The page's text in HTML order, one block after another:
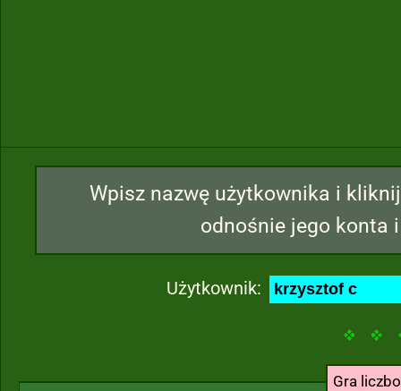
Wpisz nazwę użytkownika i
odnośnie jego konta
Użytkownik:
Gra